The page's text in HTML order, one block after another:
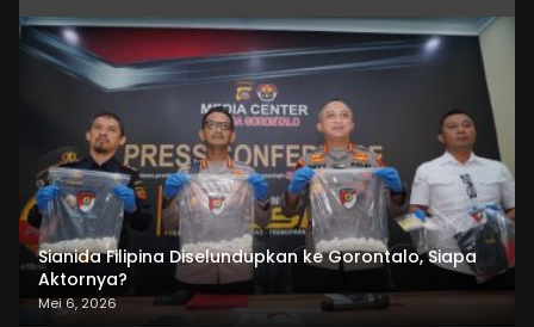
Sianida Filipina Diselundupkan ke Gorontalo, Siapa
Aktornya?
Mei 6, 2026